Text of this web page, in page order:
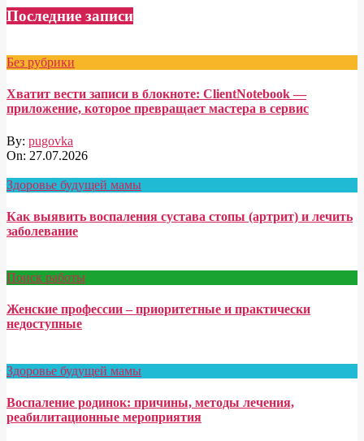
Последние записи
Без рубрики
Хватит вести записи в блокноте: ClientNotebook —
приложение, которое превращает мастера в сервис
By: pugovka
On: 27.07.2026
Здоровье будущей мамы
Как выявить воспаления сустава стопы (артрит) и лечить
заболевание
Поиск работы
Женские профессии – приоритетные и практически
недоступные
Здоровье будущей мамы
Воспаление родинок: причины, методы лечения,
реабилитационные мероприятия